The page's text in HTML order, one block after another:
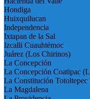
Hondiga
Huixquilucan
Independencia
Ixtapan de la Sal
Izcalli Cuauhtémoc
Juárez (Los Chirinos)
La Concepción
La Concepción Coatipac
La Constitución Totoltepec
La Magdalena